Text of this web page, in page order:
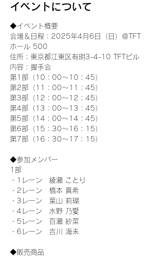
イベントについて
◆イベント概要
会場＆日程：2025年4月6日（日）＠TFT
ホール 500
住所：東京都江東区有明3-4-10 TFTビル
内容：握手会
第1部（10：00～10：45）
第2部（11：00～11：45）
第3部（12：00～12：45）
第4部（13：00～13：45）
第5部（14：00～14：45）
第6部（15：30～16：15）
第7部（16：30～17：15）
◆参加メンバー
1部
・1レーン　綾瀬 ことり
・2レーン　橋本 真希
・3レーン　葉山 莉瑚
・4レーン　水野 乃愛
・5レーン　百瀬 紗菜
・6レーン　吉川 海未
◆販売商品